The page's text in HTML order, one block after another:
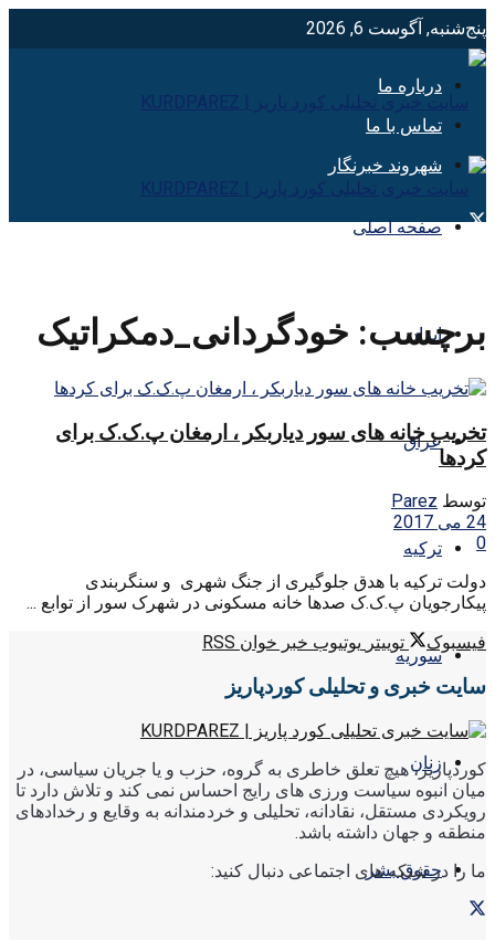
پنج‌شنبه, آگوست 6, 2026
درباره ما
تماس با ما
شهروند خبرنگار
صفحه اصلی
ایران
عراق
ترکیه
سوریه
زنان
حقوق بشر
برچسب: خودگردانی_دمکراتیک
تخریب خانه های سور دیاربکر ، ارمغان پ.ک.ک برای
کردها
توسط Parez
24 می 2017
0
دولت ترکیه با هدق جلوگیری از جنگ شهری و سنگربندی
پیکارجویان پ.ک.ک صدها خانه مسکونی در شهرک سور از توابع ...
فیسبوک
توییتر یوتیوب خبر خوان RSS
سایت خبری و تحلیلی کوردپاریز
کوردپاریز، هیچ تعلق خاطری به گروه، حزب و یا جریان سیاسی، در
میان انبوه سیاست ورزی های رایج احساس نمی کند و تلاش دارد تا
رویکردی مستقل، نقادانه، تحلیلی و خردمندانه به وقایع و رخدادهای
منطقه و جهان داشته باشد.
ما را در شبکه های اجتماعی دنبال کنید: